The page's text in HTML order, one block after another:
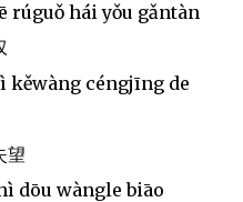
rúguǒ hái yǒu gǎntàn
kěwàng céngjīng de
望
dōu wàngle biāo